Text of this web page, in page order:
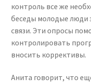
контроль все же
беседы молодые люди
связи. Эти опросы
контролировать
вносить коррективы.
Анита говорит, что